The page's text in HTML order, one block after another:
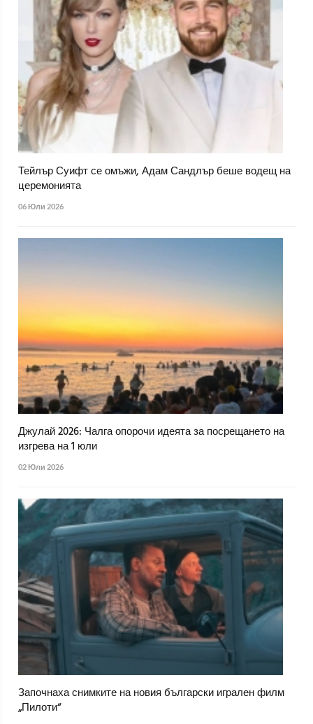
Тейлър Суифт се омъжи, Адам Сандлър беше водещ на
церемонията
06 Юли 2026
Джулай 2026: Чалга опорочи идеята за посрещането на
изгрева на 1 юли
02 Юли 2026
Започнаха снимките на новия български игрален филм
„Пилоти“